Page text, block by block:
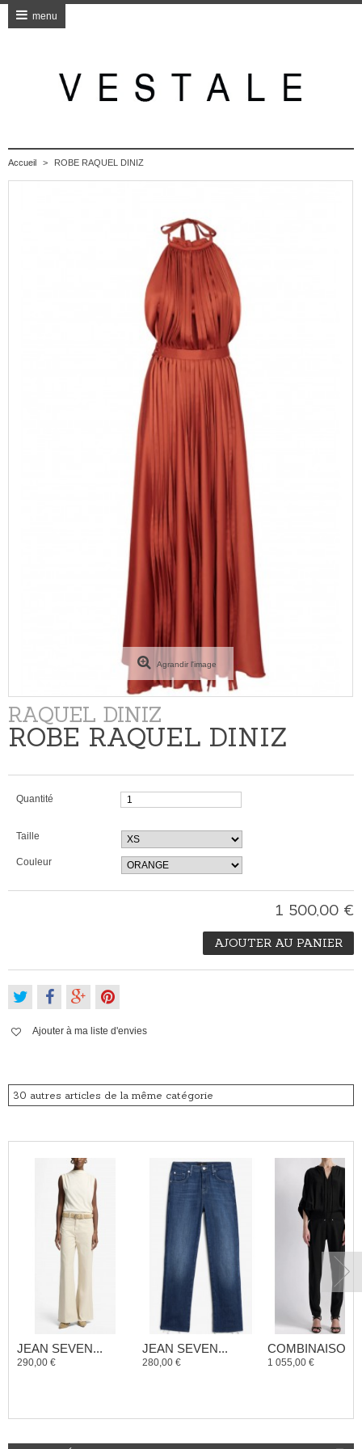
menu
Accueil > ROBE RAQUEL DINIZ
Agrandir l'image
RAQUEL DINIZ
ROBE RAQUEL DINIZ
Quantité
Taille
Couleur
1 500,00 €
AJOUTER AU PANIER
Ajouter à ma liste d'envies
30 autres articles de la même catégorie
JEAN SEVEN...
290,00 €
JEAN SEVEN...
280,00 € 1 055,00 €